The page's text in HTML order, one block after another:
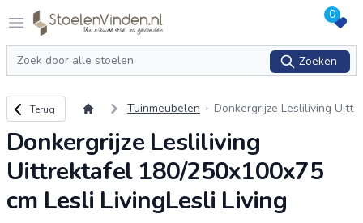
Open menu
Logo stoelenvinden.nl 0
Zoeken
Zoeken
Terug naar overzicht
Terug Tuinmeubelen
Donkergrijze Lesliliving Uitt
m Lesli LivingLesli Living
Donkergrijze Lesliliving
Uittrektafel 180/250x100x75
cm Lesli LivingLesli Living